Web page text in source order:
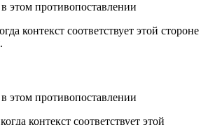
этом противопоставлении
контекст соответствует этой стороне
этом противопоставлении
контекст соответствует этой